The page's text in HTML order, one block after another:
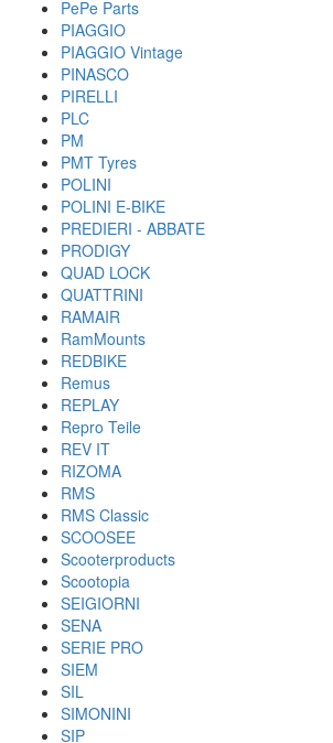
PePe Parts
PIAGGIO
PIAGGIO Vintage
PINASCO
PIRELLI
PLC
PM
PMT Tyres
POLINI
POLINI E-BIKE
PREDIERI - ABBATE
PRODIGY
QUAD LOCK
QUATTRINI
RAMAIR
RamMounts
REDBIKE
Remus
REPLAY
Repro Teile
REV IT
RIZOMA
RMS
RMS Classic
SCOOSEE
Scooterproducts
Scootopia
SEIGIORNI
SENA
SERIE PRO
SIEM
SIL
SIMONINI
SIP